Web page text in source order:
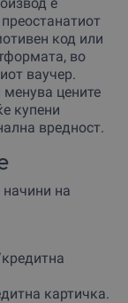
код или
во
ваучер.
цените
купени
вредност.
на
картичка.